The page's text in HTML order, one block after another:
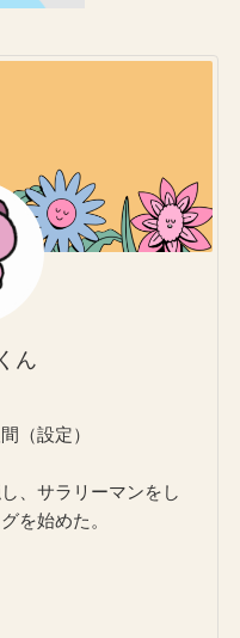
ん
（設定）
、サラリーマンをし
を始めた。